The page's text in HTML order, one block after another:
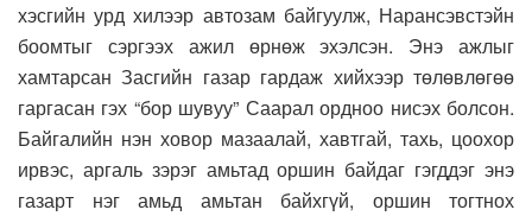
хэсгийн урд хилээр автозам байгуулж, Нарансэвстэйн
боомтыг сэргээх ажил өрнөж эхэлсэн. Энэ ажлыг
хамтарсан Засгийн газар гардаж хийхээр төлөвлөгөө
гаргасан гэх “бор шувуу” Саарал ордноо нисэх болсон.
Байгалийн нэн ховор мазаалай, хавтгай, тахь, цоохор
ирвэс, аргаль зэрэг амьтад оршин байдаг гэгддэг энэ
газарт нэг амьд амьтан байхгүй, оршин тогтнох